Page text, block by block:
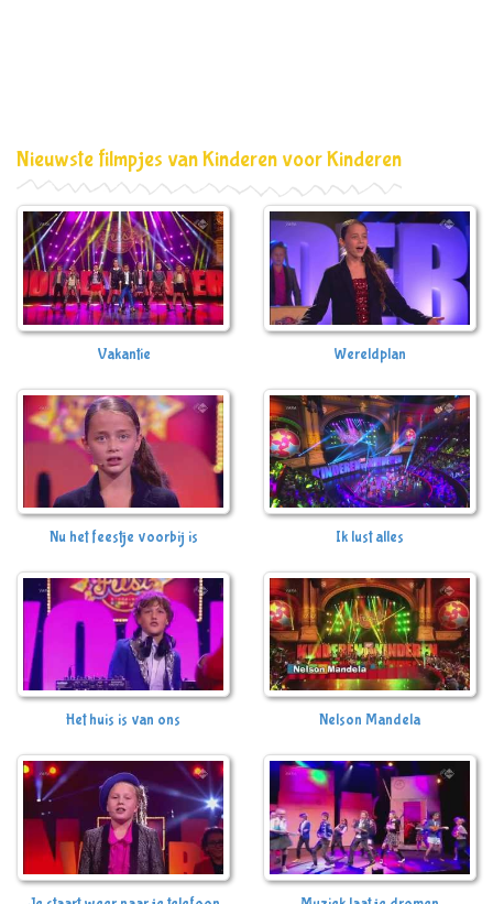
Nieuwste filmpjes van Kinderen voor Kinderen
Vakantie Wereldplan
Nu het feestje voorbij is Ik lust alles
Het huis is van ons Nelson Mandela